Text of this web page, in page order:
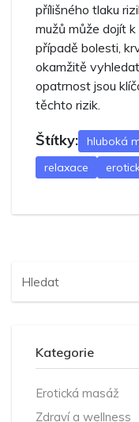
přílišného tlaku
mužů může dojít
případě bolesti,
okamžitě
opatrnost jsou
těchto rizik.
Štítky: hluboká
relaxace
Kategorie
Erotická masáž
Zdraví a wellness